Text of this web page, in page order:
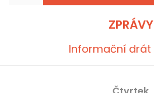
ZPRÁVY
Informační drát